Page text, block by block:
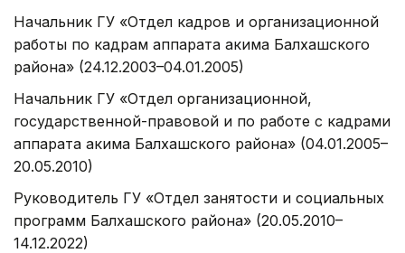
Начальник ГУ «Отдел кадров и организационной
работы по кадрам аппарата акима Балхашского
района» (24.12.2003–04.01.2005)
Начальник ГУ «Отдел организационной,
государственной-правовой и по работе с кадрами
аппарата акима Балхашского района» (04.01.2005–
20.05.2010)
Руководитель ГУ «Отдел занятости и социальных
программ Балхашского района» (20.05.2010–
14.12.2022)